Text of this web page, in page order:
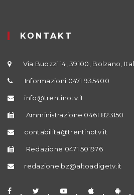
KONTAKT
Via Buozzi 14, 39100, Bolzano,
Informazioni 0471 935400
info@trentinotv.it
Amministrazione 0461 823150
contabilita@trentinotv.it
Redazione 0471 501976
redazione.bz@altoadigetv.it